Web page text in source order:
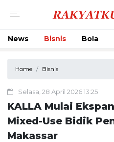
News Bisnis Bola
Home Bisnis
Selasa, 28 April 2026 13:25
KALLA Mulai
Mixed-Use Bidik
Makassar